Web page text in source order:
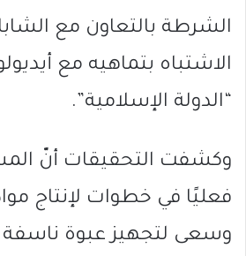
الشرطة بالتعاون مع
الاشتباه بتماهيه مع
“الدولة الإسلامية”.
وكشفت التحقيقات أنّ
فعليًا في خطوات لإنتاج
وسعى لتجهيز عبوة